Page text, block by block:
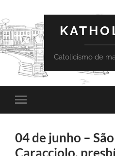
Catolicismo de
Toggle
mobile
04 de junho –
Caracciolo,